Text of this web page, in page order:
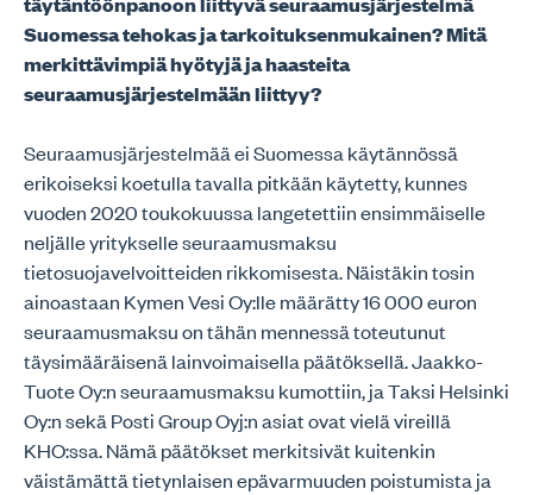
Suomessa tehokas ja tarkoituksenmukainen? Mitä
merkittävimpiä hyötyjä ja haasteita
seuraamusjärjestelmään liittyy?
Seuraamusjärjestelmää ei Suomessa käytännössä
erikoiseksi koetulla tavalla pitkään käytetty, kunnes
vuoden 2020 toukokuussa langetettiin ensimmäiselle
neljälle yritykselle seuraamusmaksu
tietosuojavelvoitteiden rikkomisesta. Näistäkin tosin
ainoastaan Kymen Vesi Oy:lle määrätty 16 000 euron
seuraamusmaksu on tähän mennessä toteutunut
täysimääräisenä lainvoimaisella päätöksellä. Jaakko-
Tuote Oy:n seuraamusmaksu kumottiin, ja Taksi Helsinki
Oy:n sekä Posti Group Oyj:n asiat ovat vielä vireillä
KHO:ssa. Nämä päätökset merkitsivät kuitenkin
väistämättä tietynlaisen epävarmuuden poistumista ja